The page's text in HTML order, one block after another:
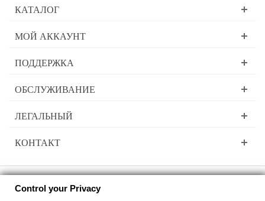
КАТАЛОГ
МОЙ АККАУНТ
ПОДДЕРЖКА
ОБСЛУЖИВАНИЕ
ЛЕГАЛЬНЫЙ
КОНТАКТ
Control your Privacy